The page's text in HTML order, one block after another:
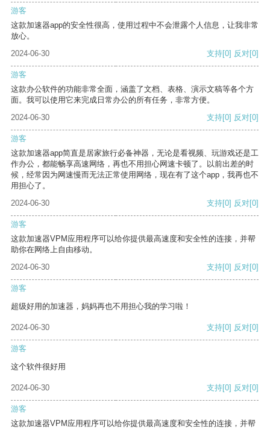
游客
这款加速器app的安全性很高，使用过程中不会泄露个人信息，让我非常
放心。
2024-06-30
支持[0] 反对[0]
游客
这款办公软件的功能非常全面，涵盖了文档、表格、演示文稿等各个方
面。我可以使用它来完成日常办公的所有任务，非常方便。
2024-06-30
支持[0] 反对[0]
游客
这款加速器app简直是居家旅行必备神器，无论是看视频、玩游戏还是工
作办公，都能畅享高速网络，再也不用担心网速卡顿了。以前出差的时
候，经常因为网速慢而无法正常使用网络，现在有了这个app，我再也不
用担心了。
2024-06-30
支持[0] 反对[0]
游客
这款加速器VPM应用程序可以给你提供最高速度和安全性的连接，并帮
助你在网络上自由移动。
2024-06-30
支持[0] 反对[0]
游客
超级好用的加速器，妈妈再也不用担心我的学习啦！
2024-06-30 支持[0] 反对[0]
游客
这个软件很好用
2024-06-30 支持[0] 反对[0]
游客
这款加速器VPM应用程序可以给你提供最高速度和安全性的连接，并帮